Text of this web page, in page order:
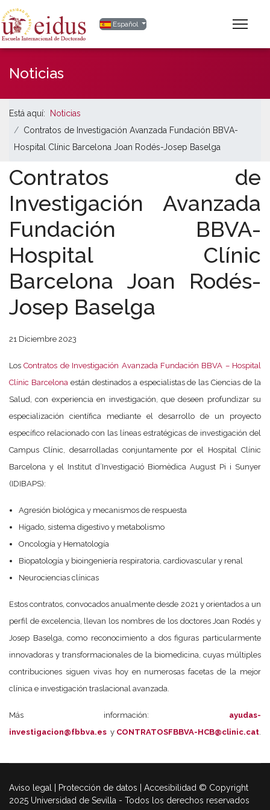
Seleccione su idioma
Español
Noticias
Está aquí:
Noticias
Contratos de Investigación Avanzada Fundación BBVA-
Hospital Clínic Barcelona Joan Rodés-Josep Baselga
Contratos de
Investigación Avanzada
Fundación BBVA-
Hospital Clínic
Barcelona Joan Rodés-
Josep Baselga
21 Diciembre 2023
LosContratos de Investigación Avanzada Fundación BBVA – Hospital
Clínic Barcelonaestán destinados a especialistas de las Ciencias de la
Salud, con experiencia en investigación, que deseen profundizar su
especialización científica mediante el desarrollo de un proyecto
específico relacionado con las líneas estratégicas de investigación del
Campus Clínic, desarrolladas conjuntamente por el Hospital Clínic
Barcelona y el Institut d’Investigació Biomèdica August Pi i Sunyer
(IDIBAPS):
Agresión biológica y mecanismos de respuesta
Hígado, sistema digestivo y metabolismo
Oncología y Hematología
Biopatología y bioingeniería respiratoria, cardiovascular y renal
Neurociencias clínicas
Estos contratos, convocados anualmente desde 2021 y orientados a un
perfil de excelencia, llevan los nombres de los doctores Joan Rodés y
Josep Baselga, como reconocimiento a dos figuras particularmente
innovadoras y transformacionales de la biomedicina, cuyas múltiples
contribuciones siguen vivas hoy en numerosas facetas de la mejor
clínica e investigación traslacional avanzada.
Más información:
ayudas-
investigacion@fbbva.es y CONTRATOSFBBVA-HCB@clinic.cat.
Aviso legal | Protección de datos | Accesibilidad © Copyright
2025 Universidad de Sevilla - Todos los derechos reservados